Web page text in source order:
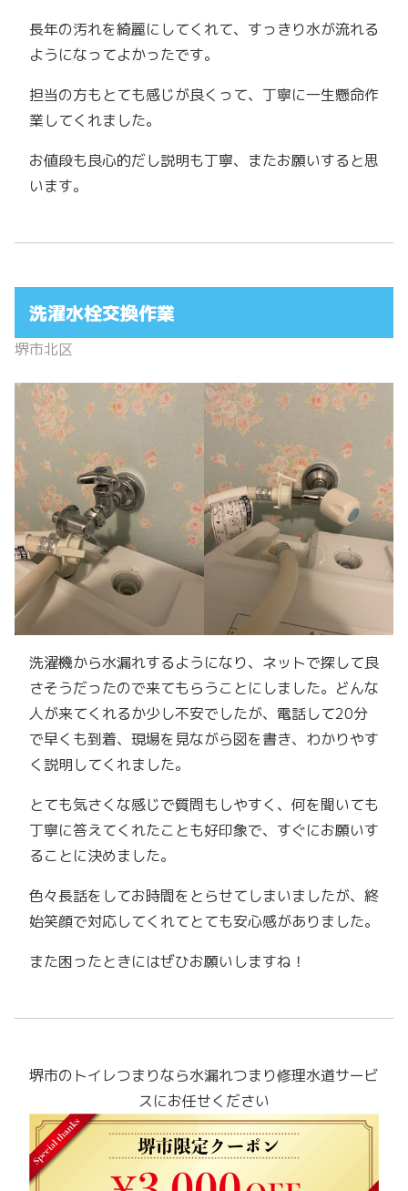
長年の汚れを綺麗にしてくれて、すっきり水が流れる
ようになってよかったです。
担当の方もとても感じが良くって、丁寧に一生懸命作
業してくれました。
お値段も良心的だし説明も丁寧、またお願いすると思
います。
洗濯水栓交換作業
堺市北区
洗濯機から水漏れするようになり、ネットで探して良
さそうだったので来てもらうことにしました。どんな
人が来てくれるか少し不安でしたが、電話して20分
で早くも到着、現場を見ながら図を書き、わかりやす
く説明してくれました。
とても気さくな感じで質問もしやすく、何を聞いても
丁寧に答えてくれたことも好印象で、すぐにお願いす
ることに決めました。
色々長話をしてお時間をとらせてしまいましたが、終
始笑顔で対応してくれてとても安心感がありました。
また困ったときにはぜひお願いしますね！
堺市のトイレつまりなら水漏れつまり修理水道サービ
スにお任せください